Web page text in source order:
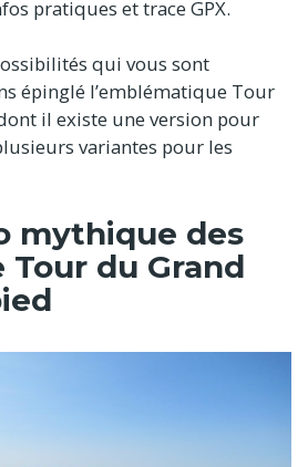
pratiques et trace GPX.
qui vous sont
épinglé l’emblématique Tour
il existe une version pour
variantes pour les
mythique des
Tour du Grand